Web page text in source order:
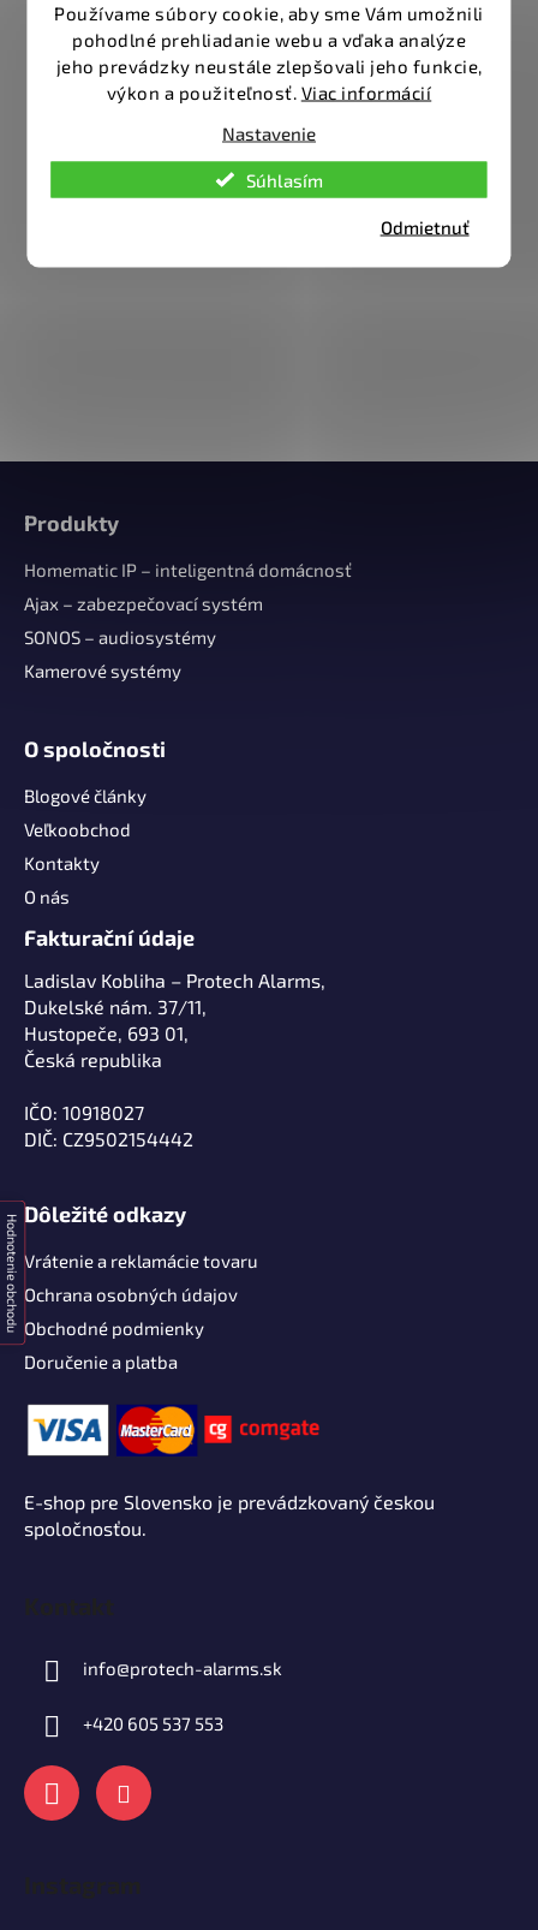
Používame súbory cookie, aby sme Vám umožnili
pohodlné prehliadanie webu a vďaka analýze
jeho prevádzky neustále zlepšovali jeho funkcie,
výkon a použiteľnosť. Viac informácií
Nastavenie
Odmietnuť
Súhlasím
Hodnotenie obchodu
Produkty
Homematic IP – inteligentná domácnosť
Ajax – zabezpečovací systém
SONOS – audiosystémy
Kamerové systémy
O spoločnosti
Blogové články
Veľkoobchod
Kontakty
O nás
Fakturační údaje
Ladislav Kobliha – Protech Alarms,
Dukelské nám. 37/11,
Hustopeče, 693 01,
Česká republika
IČO: 10918027
DIČ: CZ9502154442
Dôležité odkazy
Vrátenie a reklamácie tovaru
Ochrana osobných údajov
Obchodné podmienky
Doručenie a platba
E-shop pre Slovensko je prevádzkovaný českou
spoločnosťou.
Kontakt
info@protech-alarms.sk
+420 605 537 553
Instagram